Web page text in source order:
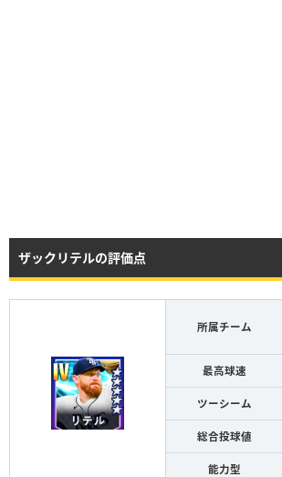
ザックリテルの評価点
所属チーム
最高球速
ツーシーム
総合投球値
能力型